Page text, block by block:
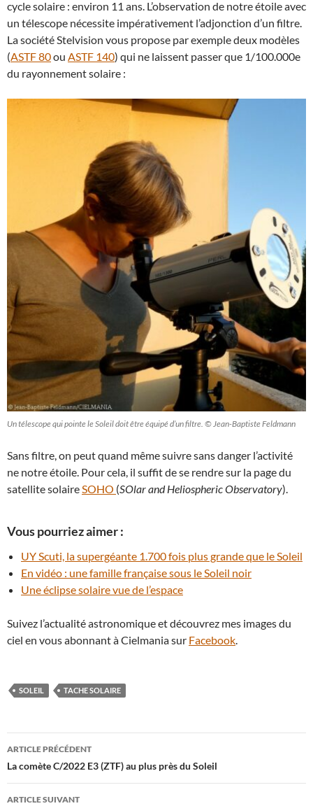
cycle solaire : environ 11 ans. L’observation de notre étoile avec
un télescope nécessite impérativement l’adjonction d’un filtre.
La société Stelvision vous propose par exemple deux modèles
(ASTF 80ou ASTF 140) qui ne laissent passer que 1/100.000e
du rayonnement solaire :
Un télescope qui pointe le Soleil doit être équipé d’un filtre. © Jean-Baptiste Feldmann
Sans filtre, on peut quand même suivre sans danger l’activité
ne notre étoile. Pour cela, il suffit de se rendre sur la page du
satellite solaire SOHO (SOlar and Heliospheric Observatory).
Vous pourriez aimer :
UY Scuti, la supergéante 1.700 fois plus grande que le Soleil
En vidéo : une famille française sous le Soleil noir
Une éclipse solaire vue de l’espace
Suivez l’actualité astronomique et découvrez mes images du
ciel en vous abonnant à Cielmania sur Facebook
SOLEIL TACHE SOLAIRE
Navigation
des
articles
ARTICLE PRÉCÉDENT
La comète C/2022 E3 (ZTF) au plus près du Soleil
ARTICLE SUIVANT